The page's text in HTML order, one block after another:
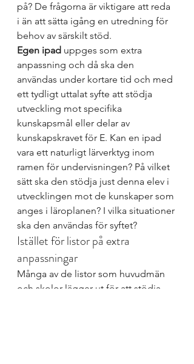
på? De frågorna är viktigare att reda
i än att sätta igång en utredning för
behov av särskilt stöd.
Egen ipad uppges som extra
anpassning och då ska den
användas under kortare tid och med
ett tydligt uttalat syfte att stödja
utveckling mot specifika
kunskapsmål eller delar av
kunskapskravet för E. Kan en ipad
vara ett naturligt lärverktyg inom
ramen för undervisningen? På vilket
sätt ska den stödja just denna elev i
utvecklingen mot de kunskaper som
anges i läroplanen? I vilka situationer
ska den användas för syftet?
Istället för listor på extra
anpassningar
Många av de listor som huvudmän
och skolor lägger ut för att stödja